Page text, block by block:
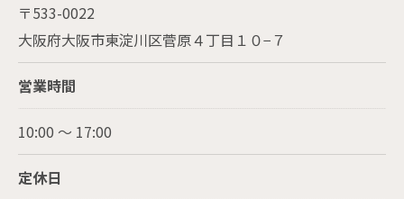
〒533-0022
大阪府大阪市東淀川区菅原４丁目１０−７
営業時間
10:00 ～ 17:00
定休日